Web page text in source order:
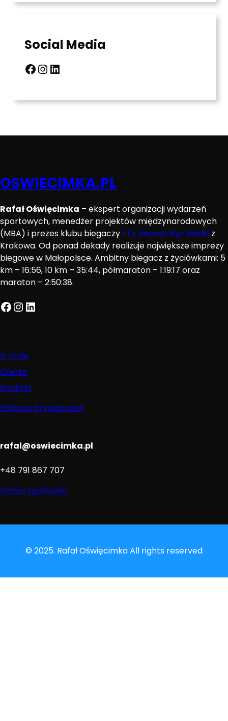
Social Media
Facebook InstagramLinkedIn
OSWIECIMKA.PL
Rafał Oświęcimka – ekspert organizacji wydarzeń
sportowych, menedżer projektów międzynarodowych
(MBA) i prezes klubu biegaczy I Ty Możesz Być Wielki z
Krakowa. Od ponad dekady realizuje największe imprezy
biegowe w Małopolsce. Ambitny biegacz z życiówkami: 5
km – 16:56, 10 km – 35:44, półmaraton – 1:19:17 oraz
maraton – 2:50:38.
Facebook InstagramLinkedIn
O mnie
Oferta
Kontakt
Polityka prywatności
rafal@oswiecimka.pl
+48 791 867 707
Umów spotkanie
© 2025. Rafał Oświęcimka All rights reserved